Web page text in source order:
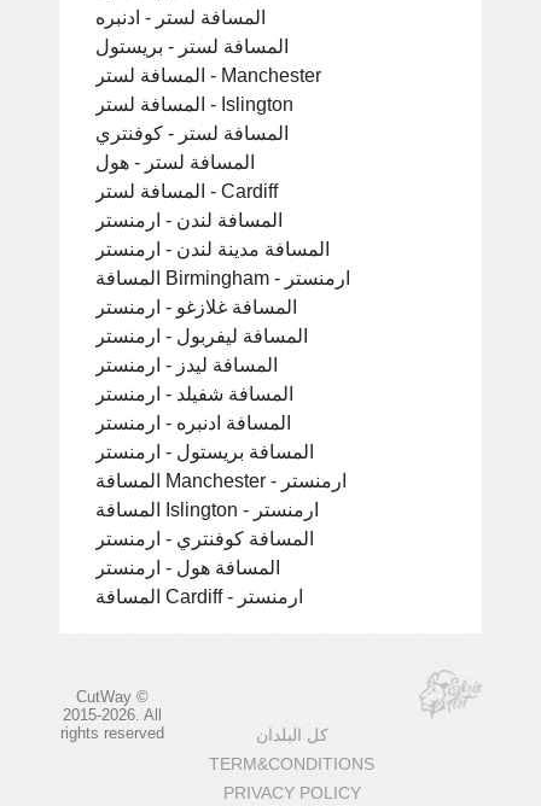
المسافة لستر - ادنبره
المسافة لستر - بريستول
المسافة لستر - Manchester
المسافة لستر - Islington
المسافة لستر - كوفنتري
المسافة لستر - هول
المسافة لستر - Cardiff
المسافة لندن - ارمنستر
المسافة مدينة لندن - ارمنستر
المسافة Birmingham - ارمنستر
المسافة غلازغو - ارمنستر
المسافة ليفربول - ارمنستر
المسافة ليدز - ارمنستر
المسافة شفيلد - ارمنستر
المسافة ادنبره - ارمنستر
المسافة بريستول - ارمنستر
المسافة Manchester - ارمنستر
المسافة Islington - ارمنستر
المسافة كوفنتري - ارمنستر
المسافة هول - ارمنستر
المسافة Cardiff - ارمنستر
CutWay ©
2015-2026. All
rights reserved
كل البلدان
TERM&CONDITIONS
PRIVACY POLICY